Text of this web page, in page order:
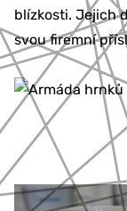
blízkosti. Jejich
svou firemní